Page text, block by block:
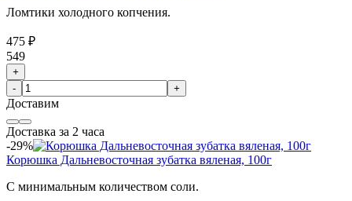
Ломтики холодного копчения.
475 ₽
549
+
-
+
Доставим
Доставка за 2 часа
-29%
Корюшка Дальневосточная зубатка вяленая, 100г
С минимальным количеством соли.